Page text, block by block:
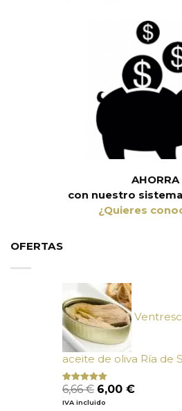
AHORRA
con nuestro
¿Quieres
OFERTAS
aceite de oliva Ría de
Valorado
con
de 5
6,66€ El
precio
6,00 €El
IVA incluido